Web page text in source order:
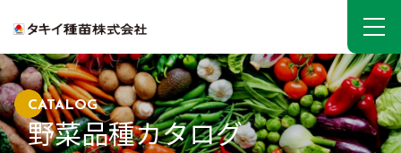
CATALOG
野菜品種カタログ